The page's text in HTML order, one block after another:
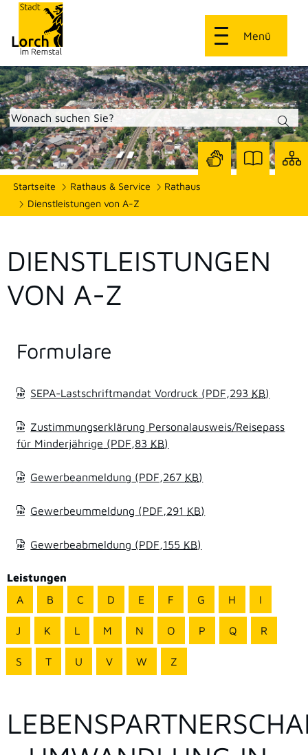
Menü
Startseite Rathaus & Service
Rathaus
Dienstleistungen von A-Z
Seite
DIENSTLEISTUNGEN
VON A-Z
Formulare
SEPA-Lastschriftmandat Vordruck (PDF,293 KB)
Zustimmungserklärung Personalausweis/Reisepass
für Minderjährige (PDF,83 KB)
Gewerbeanmeldung (PDF,267 KB)
Gewerbeummeldung (PDF,291 KB)
Gewerbeabmeldung (PDF,155 KB)
Leistungen
A
B C D E F G H I
J K L M N O P Q R
S T U V W Z